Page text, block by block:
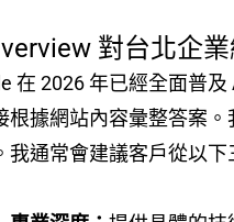
對台北企
在 2026 年已經全面普
根據網站內容彙整答案
我通常會建議客戶從以下